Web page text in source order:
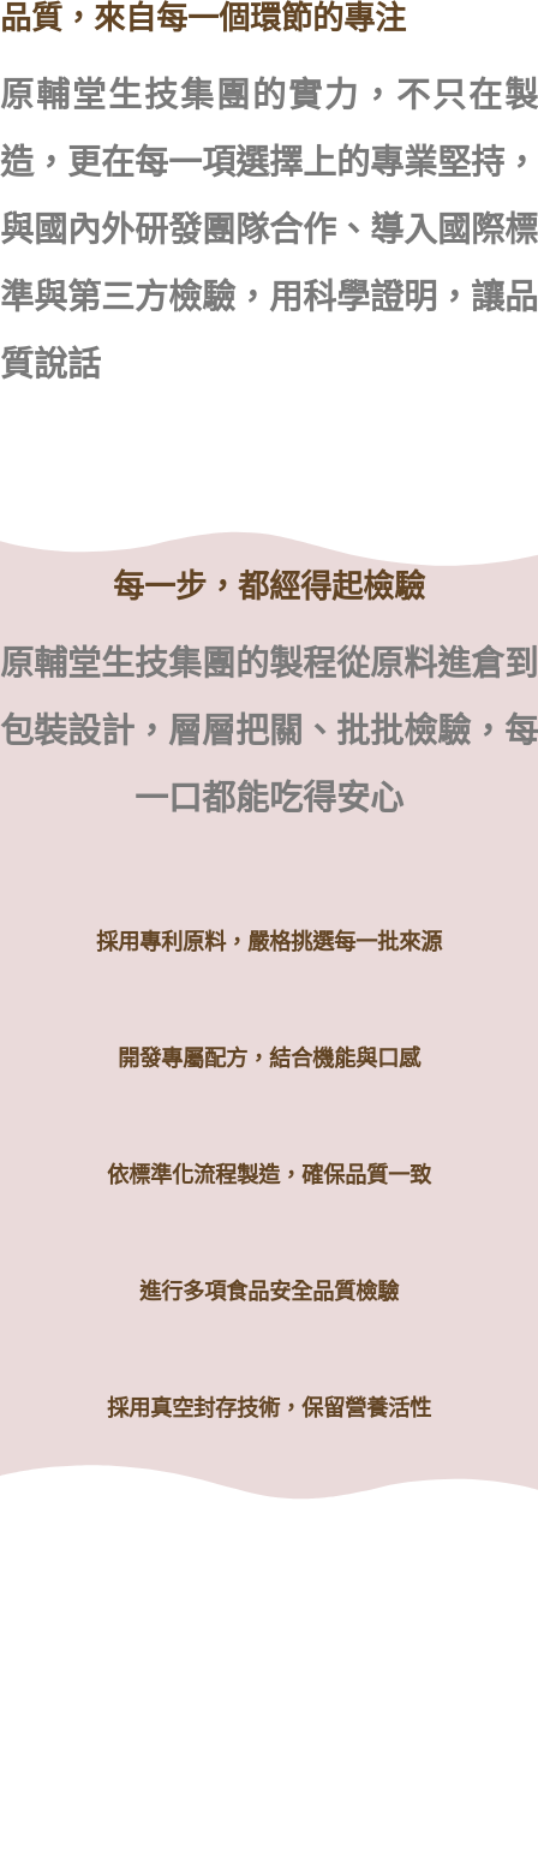
品質，來自每一個環節的專注
原輔堂生技集團的實力，不只在製
造，更在每一項選擇上的專業堅持，
與國內外研發團隊合作、導入國際標
準與第三方檢驗，用科學證明，讓品
質說話​
每一步，都經得起檢驗
原輔堂生技集團的製程從原料進倉到
包裝設計，層層把關、批批檢驗，每
一口都能吃得安心
採用專利原料，嚴格挑選每一批來源
開發專屬配方，結合機能與口感
依標準化流程製造，確保品質一致
進行多項食品安全品質檢驗
採用真空封存技術，保留營養活性